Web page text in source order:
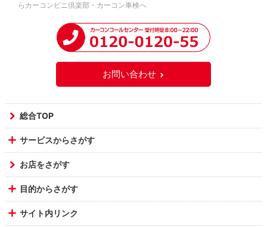
らカーコンビニ倶楽部・カーコン車検へ
お問い合わせ
総合TOP
サービスからさがす
お店をさがす
目的からさがす
サイト内リンク